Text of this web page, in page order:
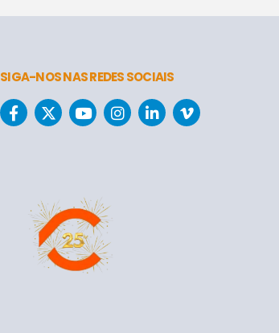
SIGA-NOS NAS REDES SOCIAIS